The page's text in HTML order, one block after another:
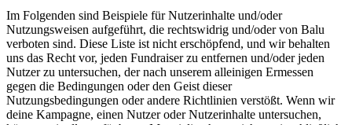
Im Folgenden sind Beispiele für Nutzerinhalte und/oder
Nutzungsweisen aufgeführt, die rechtswidrig und/oder von Balu
verboten sind. Diese Liste ist nicht erschöpfend, und wir behalten
uns das Recht vor, jeden Fundraiser zu entfernen und/oder jeden
Nutzer zu untersuchen, der nach unserem alleinigen Ermessen
gegen die Bedingungen oder den Geist dieser
Nutzungsbedingungen oder andere Richtlinien verstößt. Wenn wir
deine Kampagne, einen Nutzer oder Nutzerinhalte untersuchen,